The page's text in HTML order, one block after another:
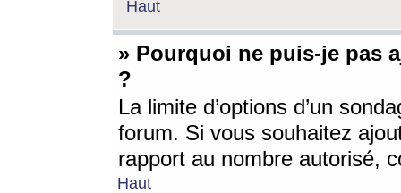
Haut
» Pourquoi ne puis-je pas
?
La limite d’options d’un
forum. Si vous souhaitez
rapport au nombre autorisé,
Haut